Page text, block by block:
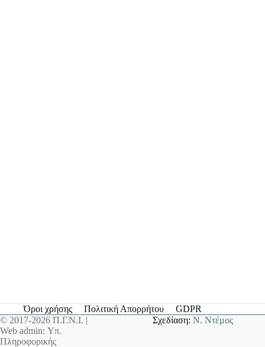
Όροι χρήσης Πολιτική Απορρήτου
GDPR
© 2017-2026 Π.Γ.Ν.Ι. |
Web admin: Υπ.
Πληροφορικής
Σχεδίαση:Ν. Ντέμος